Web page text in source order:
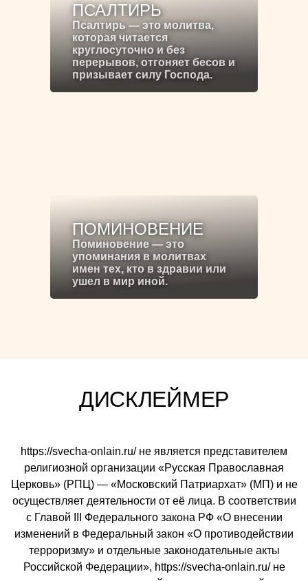
ПСАЛТИРЬ
Псалтирь — это молитва,
которая читается
круглосуточно и без
перерывов, отгоняет бесов и
призывает силу Господа.
ПОМИНОВЕНИЕ
Поминовение — это
упоминания в молитвах
имен тех, кто в здравии или
ушел в мир иной.
ДИСКЛЕЙМЕР
https://svecha-onlain.ru/ не является представителем
религиозной организации «Русская Православная
Церковь» (РПЦ) — «Московский Патриархат» (МП) и не
осуществляет деятельности от её лица. В соответствии
с Главой III Федерального закона РФ «О внесении
изменений в Федеральный закон «О противодействии
терроризму» и отдельные законодательные акты
Российской Федерации», https://svecha-onlain.ru/ не